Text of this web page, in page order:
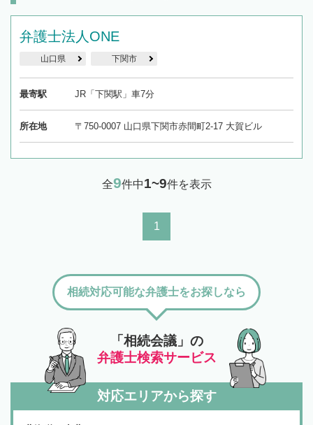
弁護士法人ONE
山口県 下関市
最寄駅 JR「下関駅」車7分
所在地 〒750-0007 山口県下関市赤間町2-17 大賀ビル
全9件中1~9件を表示
1
「相続会議」の
弁護士検索サービス
相続対応可能な弁護士をお探しなら
対応エリアから探す